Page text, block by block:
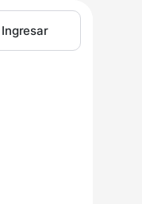
Ingresar